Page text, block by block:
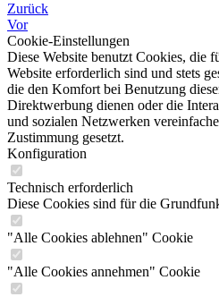
Zurück
Vor
Cookie-Einstellungen
Diese Website benutzt Cookies, die
Website erforderlich sind und stets
die den Komfort bei Benutzung
Direktwerbung dienen oder die
und sozialen Netzwerken
Zustimmung gesetzt.
Konfiguration
Technisch erforderlich
Diese Cookies sind für die
"Alle Cookies ablehnen" Cookie
"Alle Cookies annehmen" Cookie